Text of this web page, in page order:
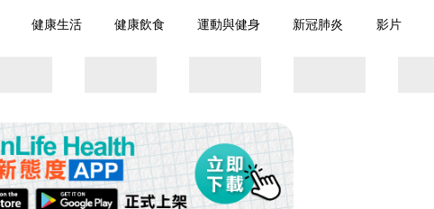
健康生活 健康飲食 運動與健身 新冠肺炎 影片